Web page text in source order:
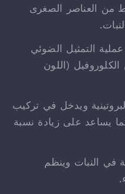
من العناصر الصغرى
التمثيل الضوئي
(اللون
ويدخل في تركيب
يساعد على زيادة نسبة
في النبات وينظم